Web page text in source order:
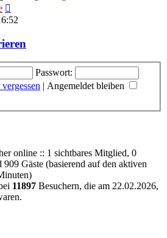
Beitrag
Passwort:
| Angemeldet bleiben
online :: 1 sichtbares Mitglied, 0
Gäste (basierend auf den aktiven
11897 Besuchern, die am 22.02.2026,